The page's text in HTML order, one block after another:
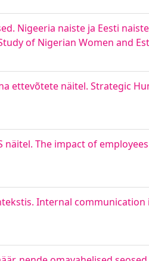
Nigeeria naiste ja Eesti
of Nigerian Women and
ettevõtete näitel. Strategic
The impact of
Internal communication